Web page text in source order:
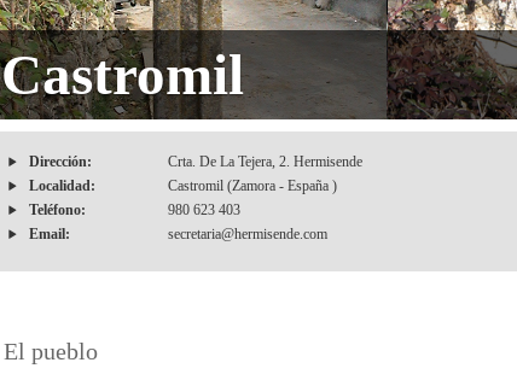
Castromil
Dirección:
Crta. De La Tejera, 2. Hermisende
Localidad:
Castromil (Zamora - España )
Teléfono:
980 623 403
Email:
secretaria@hermisende.com
El pueblo